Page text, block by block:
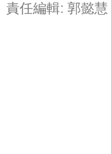
責任編輯: 郭懿慧